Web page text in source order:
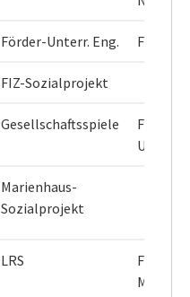
Förder-Unterr. Eng. Frau Ix
FIZ-Sozialprojekt
Gesellschaftsspiele
Frau
Unmack
Marienhaus-
Sozialprojekt
LRS
Frau
Müller